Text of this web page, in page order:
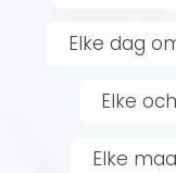
Elke dag
Elke
Elke